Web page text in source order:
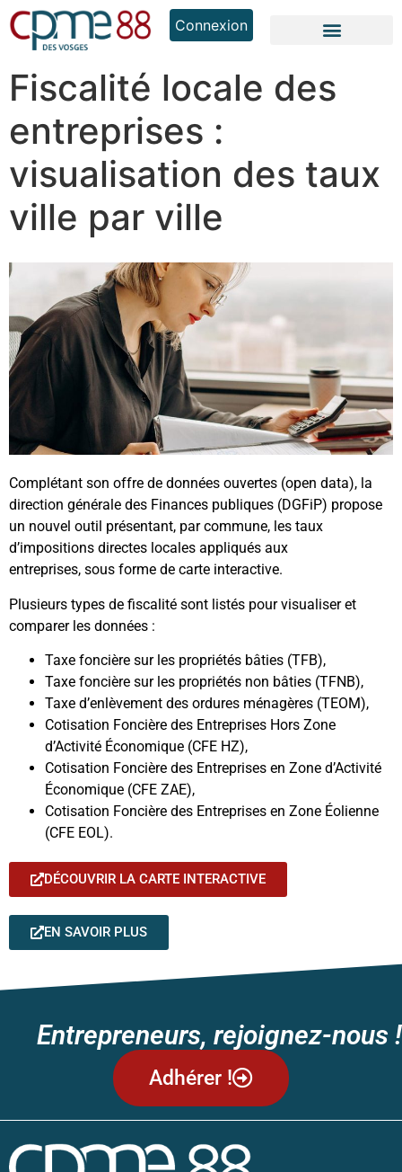
Connexion
Fiscalité locale des
entreprises :
visualisation des taux
ville par ville
Complétant son offre de données ouvertes (open data), la
direction générale des Finances publiques (DGFiP) propose
un nouvel outil présentant, par commune, les taux
d’impositions directes locales appliqués aux
entreprises, sous forme de carte interactive.
Plusieurs types de fiscalité sont listés pour visualiser et
comparer les données :
Taxe foncière sur les propriétés bâties (TFB),
Taxe foncière sur les propriétés non bâties (TFNB),
Taxe d’enlèvement des ordures ménagères (TEOM),
Cotisation Foncière des Entreprises Hors Zone
d’Activité Économique (CFE HZ),
Cotisation Foncière des Entreprises en Zone d’Activité
Économique (CFE ZAE),
Cotisation Foncière des Entreprises en Zone Éolienne
(CFE EOL).
DÉCOUVRIR LA CARTE INTERACTIVE
EN SAVOIR PLUS
Entrepreneurs, rejoignez-nous !
Adhérer !